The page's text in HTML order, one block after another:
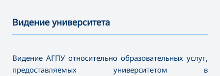
Видение университета
Видение АГПУ относительно образовательных услуг,
предоставляемых университетом в